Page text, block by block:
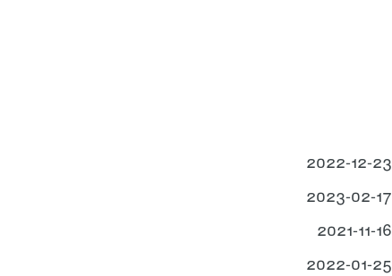
2022-12-23
2023-02-17
2021-11-16
2022-01-25